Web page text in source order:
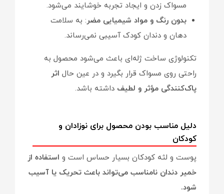
مسواک زدن و ایجاد تجربه خوشایند می‌شود.
بدون رنگ و مواد شیمیایی مضر: به سلامت
دهان و دندان کودک آسیبی نمی‌رساند.
تکنولوژی ساخت ژله‌ای باعث می‌شود محصول به
راحتی روی مسواک قرار بگیرد و در عین حال اثر
پاک‌کنندگی مؤثر و لطیف داشته باشد.
دلیل مناسب بودن محصول برای نوزادان و
کودکان
پوست و لثه کودکان بسیار حساس است و استفاده از
خمیر دندان نامناسب می‌تواند باعث تحریک یا آسیب
شود.